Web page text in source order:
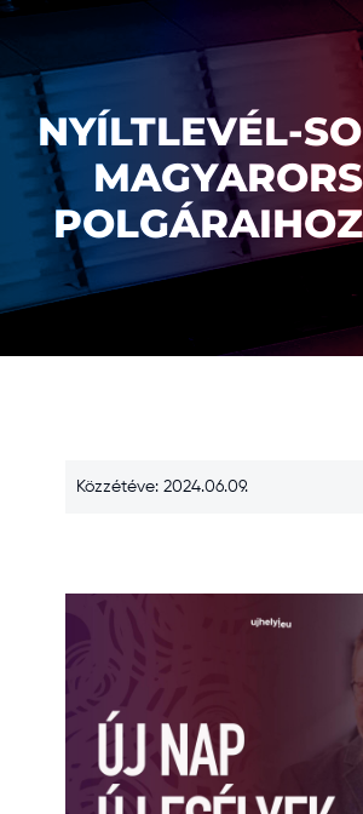
NYÍLTLEVÉL-
Közzétéve: 2024.06.09.